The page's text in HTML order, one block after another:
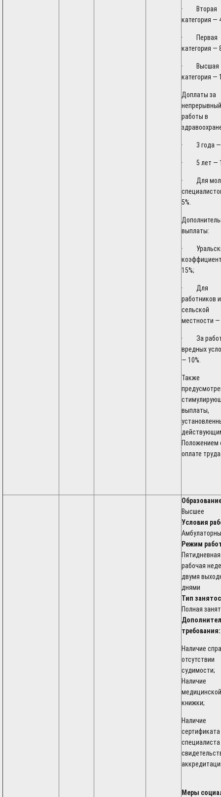
· Вторая
категория —
· Первая
категория —
· Высшая
категория —
Доплаты за
работы в
· 3 года —
· 5 лет —
· Для
5%.
выплаты:
·
15%;
· Для
работников
сельской
местности —
· За
вредных
— 10%.
Также
выплаты,
Положением
оплате труда
Высшее
Условия
Режим
Пятидневная
рабочая
двумя
днями
Тип
Полная
требования:
Наличие
отсутствии
судимости;
Наличие
медицинской
книжки;
Наличие
сертификата
Меры